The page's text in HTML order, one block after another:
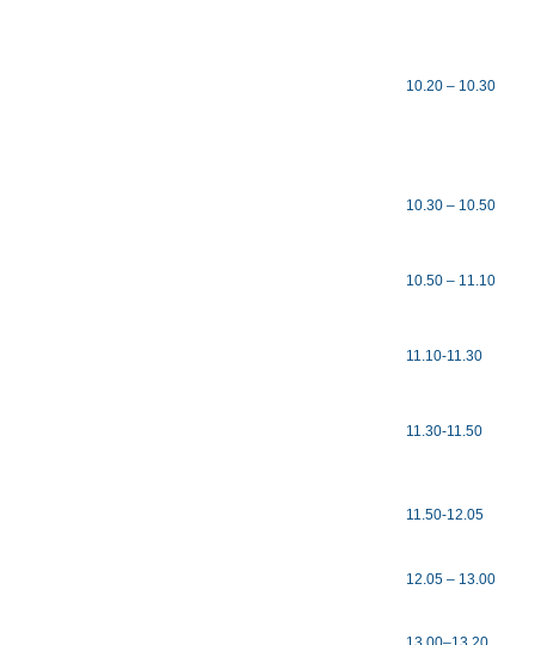
10.20 – 10.30
10.30 – 10.50
10.50 – 11.10
11.10-11.30
11.30-11.50
11.50-12.05
12.05 – 13.00